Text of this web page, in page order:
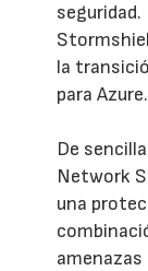
la
para Azure.
De
Network
una